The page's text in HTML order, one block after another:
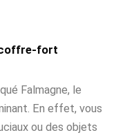
coffre-fort
Falmagne, le
En effet, vous
ou des objets